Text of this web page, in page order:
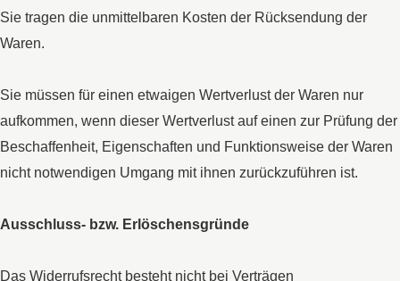
Sie tragen die unmittelbaren Kosten der Rücksendung der
Waren.
Sie müssen für einen etwaigen Wertverlust der Waren nur
aufkommen, wenn dieser Wertverlust auf einen zur Prüfung der
Beschaffenheit, Eigenschaften und Funktionsweise der Waren
nicht notwendigen Umgang mit ihnen zurückzuführen ist.
Ausschluss- bzw. Erlöschensgründe
Das Widerrufsrecht besteht nicht bei Verträgen